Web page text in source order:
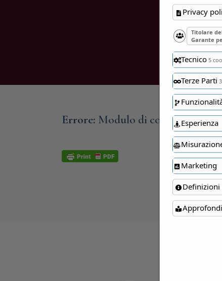
Errore: Modulo di contatto non
Privacy
Titolare
Garante
Tecnico 5
Terze Parti
Esperienza
Marketing